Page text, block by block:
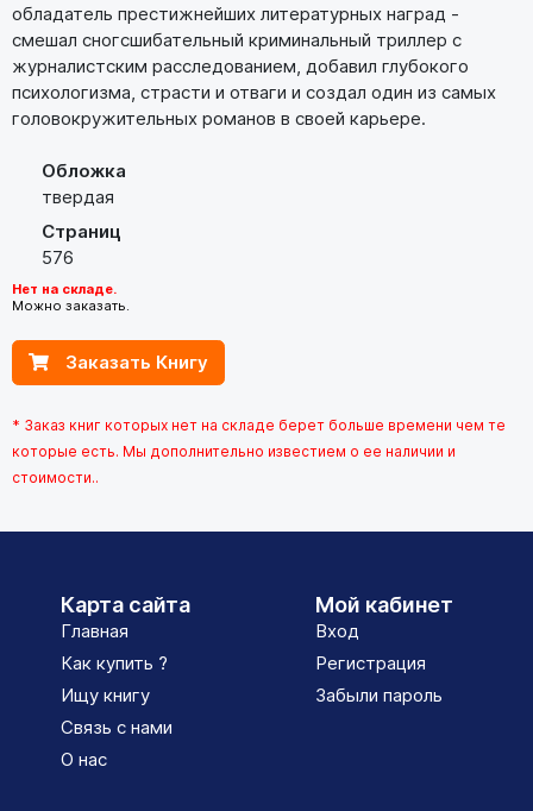
обладатель престижнейших литературных наград -
смешал сногсшибательный криминальный триллер с
журналистским расследованием, добавил глубокого
психологизма, страсти и отваги и создал один из самых
головокружительных романов в своей карьере.
Обложка
твердая
Страниц
576
Нет на складе.
Можно заказать.
Заказать Книгу
* Заказ книг которых нет на складе берет больше времени чем те
которые есть. Мы дополнительно известием о ее наличии и
стоимости..
Карта сайта
Главная
Как купить ?
Ищу книгу
Связь с нами
О нас
Мой кабинет
Вход
Регистрация
Забыли пароль